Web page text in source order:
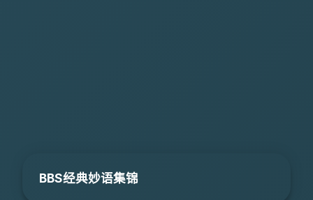
BBS经典妙语集锦